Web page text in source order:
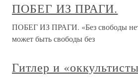
ПОБЕГ ИЗ ПРАГИ.
ПОБЕГ ИЗ ПРАГИ. «Без свободы нет
может быть свободы без
Гитлер и